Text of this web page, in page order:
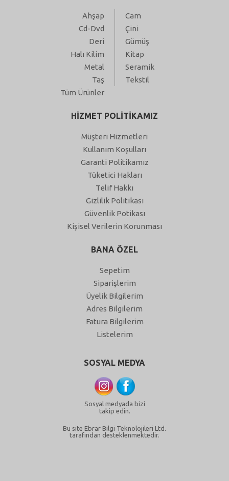
Ahşap
Cam
Cd-Dvd
Çini
Deri
Gümüş
Halı Kilim
Kitap
Metal
Seramik
Taş
Tekstil
Tüm Ürünler
HİZMET POLİTİKAMIZ
Müşteri Hizmetleri
Kullanım Koşulları
Garanti Politikamız
Tüketici Hakları
Telif Hakkı
Gizlilik Politikası
Güvenlik Potikası
Kişisel Verilerin Korunması
BANA ÖZEL
Sepetim
Siparişlerim
Üyelik Bilgilerim
Adres Bilgilerim
Fatura Bilgilerim
Listelerim
SOSYAL MEDYA
Sosyal medyada bizi
takip edin.
Bu site Ebrar Bilgi Teknolojileri Ltd.
tarafından desteklenmektedir.